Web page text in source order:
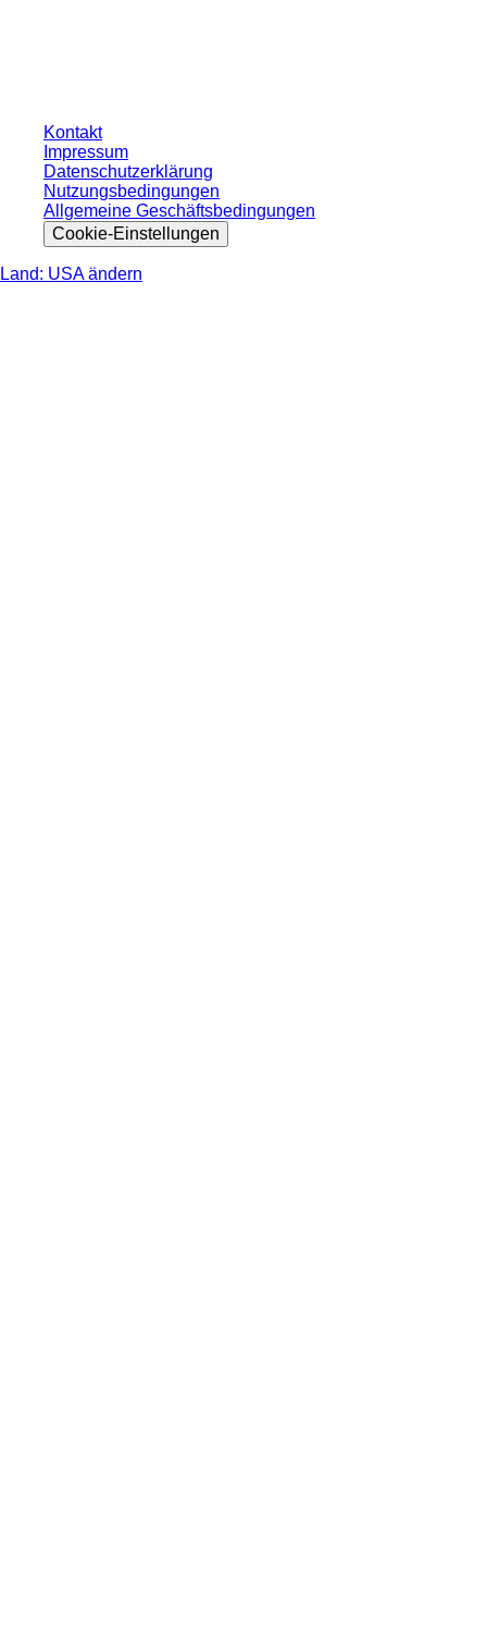
Kontakt
Impressum
Datenschutzerklärung
Nutzungsbedingungen
Allgemeine Geschäftsbedingungen
Cookie-Einstellungen
Land: USA ändern